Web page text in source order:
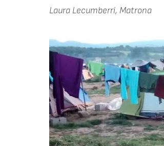
Laura Lecumberri, Matrona